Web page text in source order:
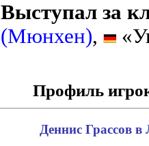
Выступал за
(Мюнхен),
Профиль
Деннис Грассов в